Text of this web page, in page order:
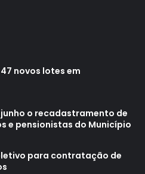
Challenge, na Coreia do
Bozteke, antes de se
nomes do parataekwondo,
de garantir presença na
para muitas oportunidades,
competições pelo mundo
objetivos”, disse.
novos lotes em
junho o recadastramento de
e pensionistas do Município
para contratação de